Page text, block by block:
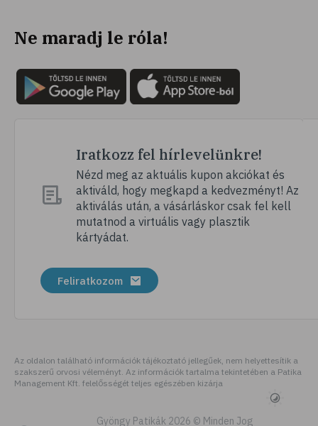
# szájvíz
# klórhexidin
# fogérzékenység
# fogíny
# fogkrém
# dentin
# fogszabályozás
# fog
Ne maradj le róla!
Iratkozz fel hírlevelünkre!
Nézd meg az aktuális kupon akciókat és
aktiváld, hogy megkapd a kedvezményt! Az
aktiválás után, a vásárláskor csak fel kell
mutatnod a virtuális vagy plasztik
kártyádat.
Feliratkozom
Az oldalon található információk tájékoztató jellegűek, nem helyettesítik a
szakszerű orvosi véleményt. Az információk tartalma tekintetében a Patika
Management Kft. felelősségét teljes egészében kizárja
Gyöngy Patikák 2026 © Minden Jog